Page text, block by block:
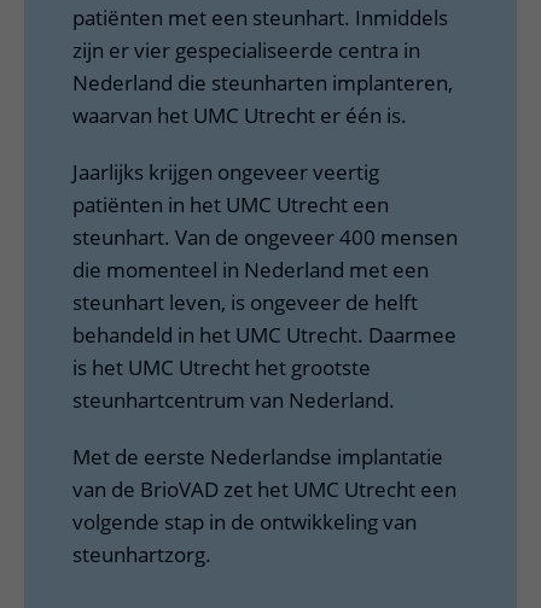
patiënten met een steunhart. Inmiddels
zijn er vier gespecialiseerde centra in
Nederland die steunharten implanteren,
waarvan het UMC Utrecht er één is.
Jaarlijks krijgen ongeveer veertig
patiënten in het UMC Utrecht een
steunhart. Van de ongeveer 400 mensen
die momenteel in Nederland met een
steunhart leven, is ongeveer de helft
behandeld in het UMC Utrecht. Daarmee
is het UMC Utrecht het grootste
steunhartcentrum van Nederland.
Met de eerste Nederlandse implantatie
van de BrioVAD zet het UMC Utrecht een
volgende stap in de ontwikkeling van
steunhartzorg.